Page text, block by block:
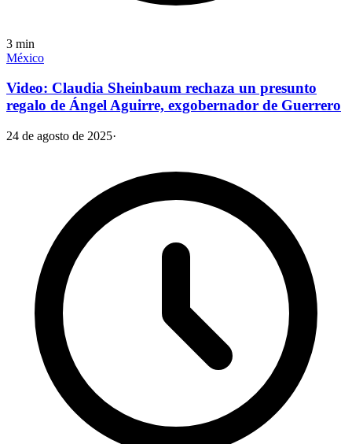
3 min
México
Video: Claudia Sheinbaum rechaza un presunto
regalo de Ángel Aguirre, exgobernador de Guerrero
24 de agosto de 2025·